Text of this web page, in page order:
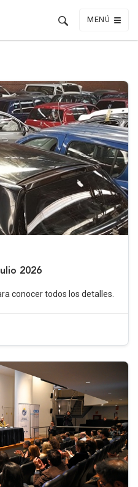
MENÚ
2026
conocer todos los detalles.